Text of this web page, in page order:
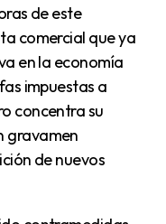
de este
comercial que ya
en la economía
impuestas a
concentra su
gravamen
de nuevos